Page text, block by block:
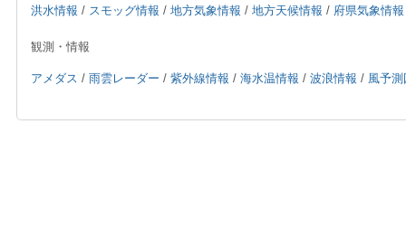
洪水情報 / スモッグ情報 / 地方気象情報 / 地方天候情報 / 府県気象情報
観測・情報
アメダス / 雨雲レーダー / 紫外線情報 / 海水温情報 / 波浪情報 / 風予測